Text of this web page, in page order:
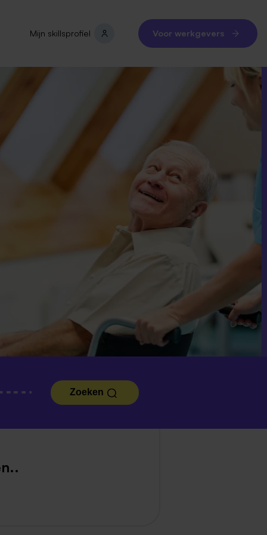
Mijn skillsprofiel Voor werkgevers
Zoeken